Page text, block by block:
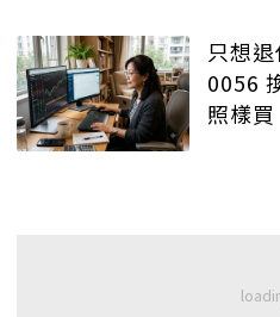
只想
0056
照樣買